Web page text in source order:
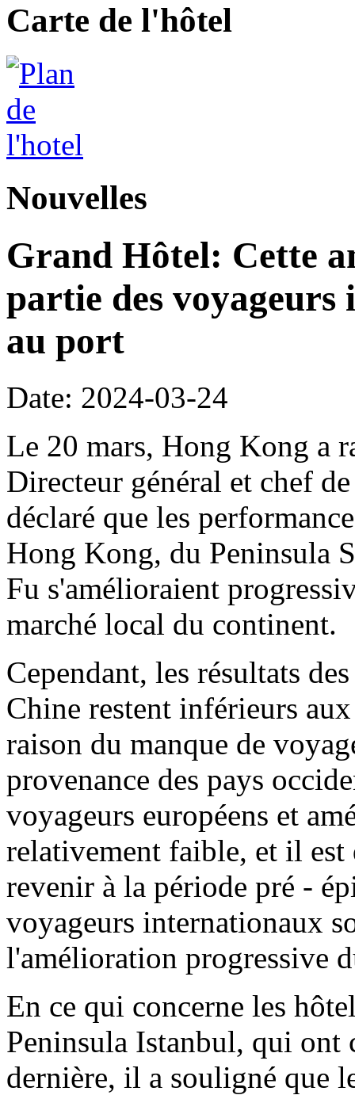
Carte de l'hôtel
Nouvelles
Grand Hôtel: Cette
partie des
au port
Date: 2024-03-24
Le 20 mars, Hong Kong a
Directeur général et chef
déclaré que les
Hong Kong, du Peninsula
Fu s'amélioraient
marché local du continent.
Cependant, les résultats
Chine restent inférieurs
raison du manque de
provenance des pays
voyageurs européens et
relativement faible, et il
revenir à la période pré -
voyageurs internationaux
l'amélioration progressive
En ce qui concerne les
Peninsula Istanbul, qui ont
dernière, il a souligné que